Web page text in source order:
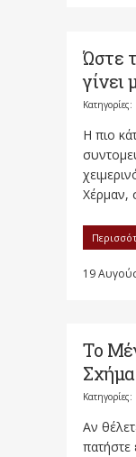
Ώστε
γίνει
Κατηγορίες:
Η πιο
Χέρμαν,
19
Το
Κατηγορίες:
Αν
πατήστε